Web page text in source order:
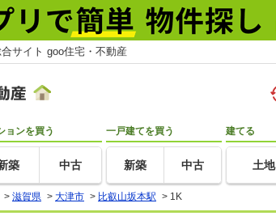
サイト goo住宅・不動産
ョンを買う
築 中古
一戸建てを買う
新築 中古
建てる
土地
> 滋賀県 > 大津市 > 比叡山坂本駅 > 1K